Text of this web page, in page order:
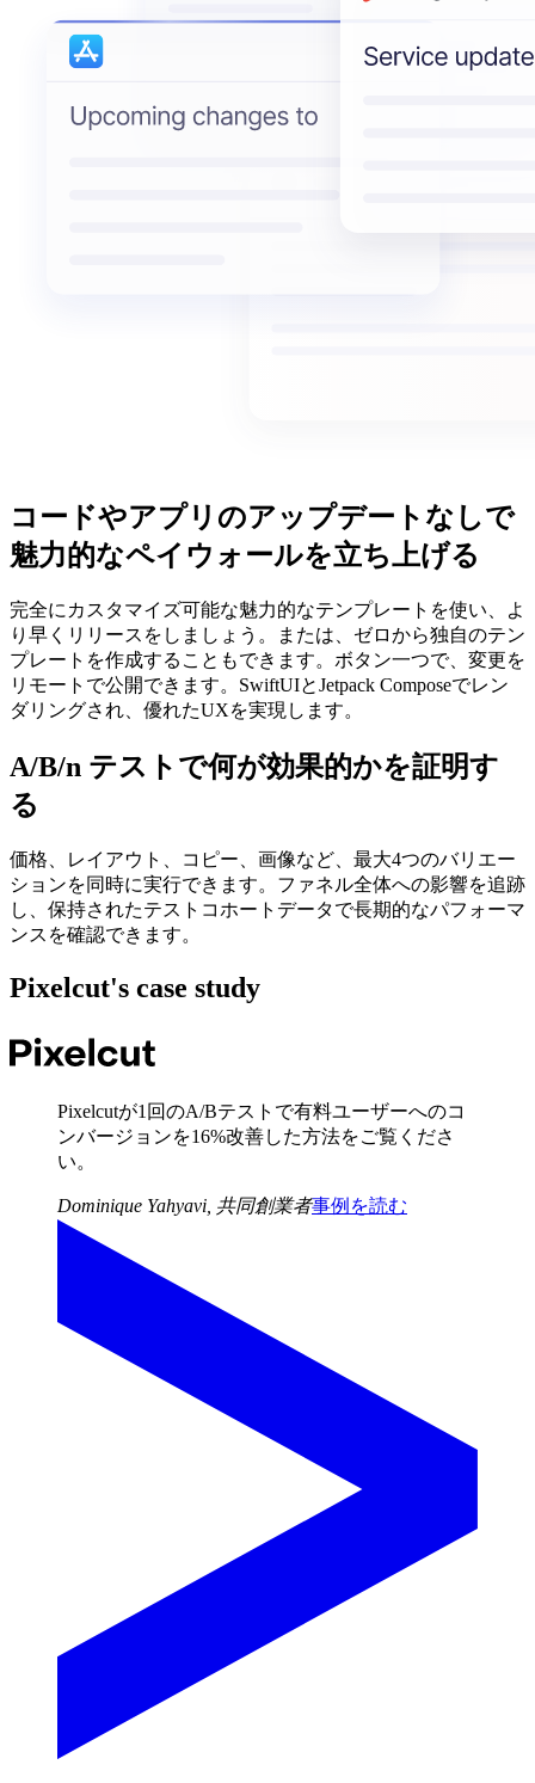
コードやアプリのアップデートなしで
魅力的なペイウォールを立ち上げる
完全にカスタマイズ可能な魅力的なテンプレートを使い、よ
り早くリリースをしましょう。または、ゼロから独自のテン
プレートを作成することもできます。ボタン一つで、変更を
リモートで公開できます。SwiftUIとJetpack Composeでレン
ダリングされ、優れたUXを実現します。
A/B/n テストで何が効果的かを証明す
る
価格、レイアウト、コピー、画像など、最大4つのバリエー
ションを同時に実行できます。ファネル全体への影響を追跡
し、保持されたテストコホートデータで長期的なパフォーマ
ンスを確認できます。
Pixelcut's case study
Pixelcutが1回のA/Bテストで有料ユーザーへのコ
ンバージョンを16%改善した方法をご覧くださ
い。
Dominique Yahyavi 共同創業者事例を読む